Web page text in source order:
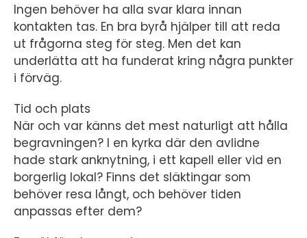
Ingen behöver ha alla svar klara innan
kontakten tas. En bra byrå hjälper till att reda
ut frågorna steg för steg. Men det kan
underlätta att ha funderat kring några punkter
i förväg.
Tid och plats
När och var känns det mest naturligt att hålla
begravningen? I en kyrka där den avlidne
hade stark anknytning, i ett kapell eller vid en
borgerlig lokal? Finns det släktingar som
behöver resa långt, och behöver tiden
anpassas efter dem?